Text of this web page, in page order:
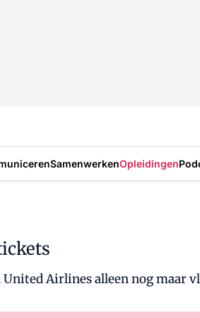
SamenwerkenOpleidingen
Airlines alleen nog maar